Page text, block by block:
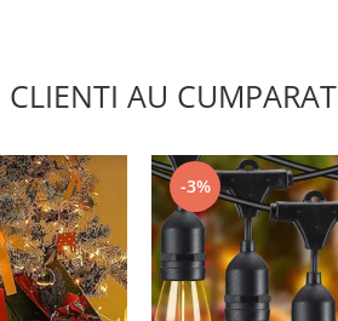
CLIENTI AU CUMPARAT
-3%